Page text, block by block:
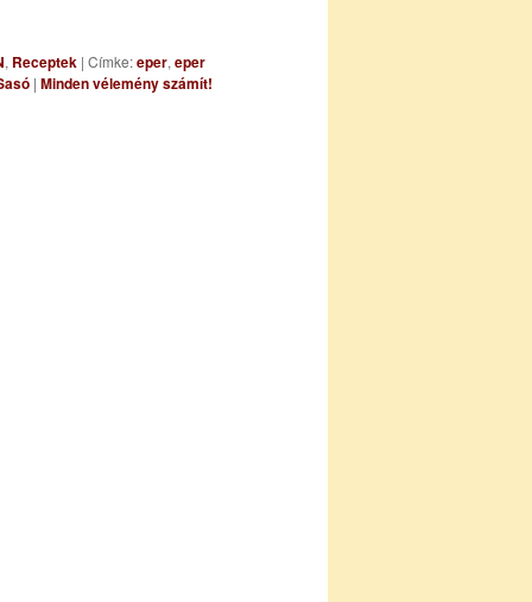
, Receptek | Címke:eper, eper
| Minden vélemény számít!